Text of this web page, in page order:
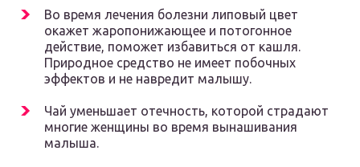
Во время лечения болезни липовый цвет
окажет жаропонижающее и потогонное
действие, поможет избавиться от кашля.
Природное средство не имеет побочных
эффектов и не навредит малышу.
Чай уменьшает отечность, которой страдают
многие женщины во время вынашивания
малыша.